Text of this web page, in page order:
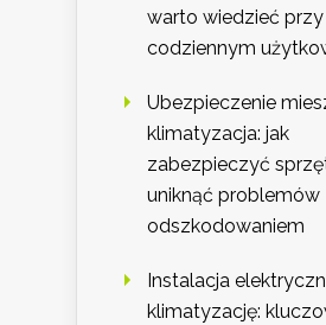
warto wiedzieć przy
codziennym
Ubezpieczenie
klimatyzacja: jak
zabezpieczyć
uniknąć problemów
odszkodowaniem
Instalacja
klimatyzację: